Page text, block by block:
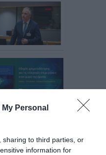
Personal
sharing to third parties, or
information for